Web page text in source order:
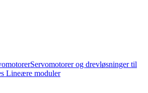
Servomotorer og drevløsninger til
Lineære moduler